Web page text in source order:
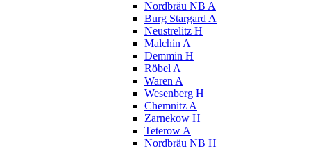
Nordbräu NB A
Burg Stargard A
Neustrelitz H
Malchin A
Demmin H
Röbel A
Waren A
Wesenberg H
Chemnitz A
Zarnekow H
Teterow A
Nordbräu NB H